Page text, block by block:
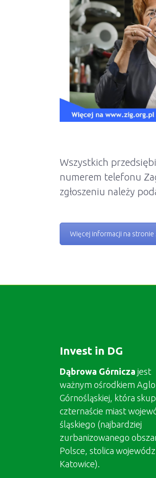
Wszystkich
numerem telefonu
zgłoszeniu należy
Więcej informacji na stronie
Invest in DG
Dąbrowa Górnicza jest
ważnym ośrodkiem
Górnośląskiej, która
czternaście miast
śląskiego (najbardziej
zurbanizowanego
Polsce, stolica
Katowice).